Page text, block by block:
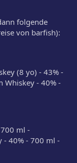
folgende
von barfish):
(8 yo) - 43% -
Whiskey - 40% -
700 ml -
- 40% - 700 ml -